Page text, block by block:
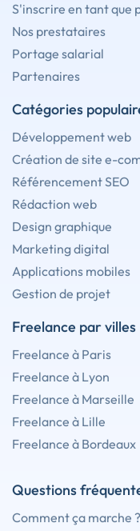
S'inscrire en tant que
Nos prestataires
Portage salarial
Partenaires
Catégories
Développement web
Création de site e-
Référencement SEO
Rédaction web
Design graphique
Marketing digital
Applications mobiles
Gestion de projet
Freelance par villes
Freelance à Paris
Freelance à Lyon
Freelance à Marseille
Freelance à Lille
Freelance à Bordeaux
Questions
Comment ça marche ?